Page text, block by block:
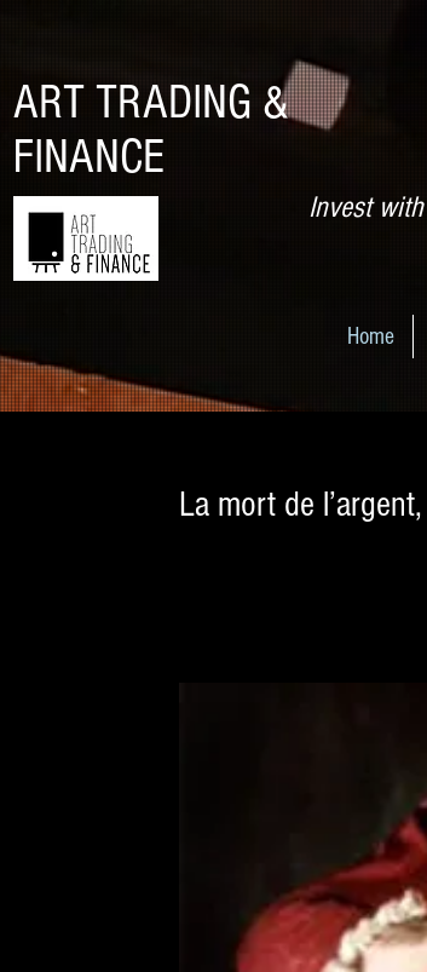
ART TRADING &
FINANCE
Invest
Home
La mort de